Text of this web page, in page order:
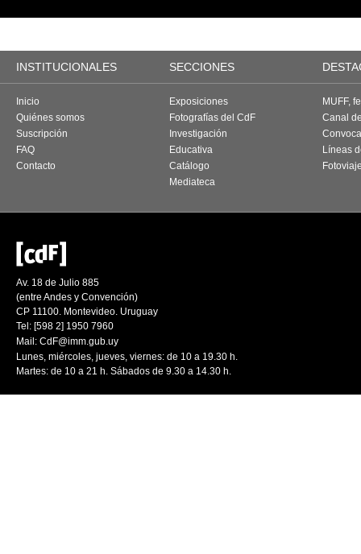
INSTITUCIONALES SECCIONES
Inicio
Quiénes somos
Suscripción
FAQ
Contacto
Exposiciones
Fotografías del CdF
Investigación
Educativa
Catálogo
Mediateca
MUFF,
Canal
Líneas
Av. 18 de Julio 885
(entre Andes y Convención)
CP 11100. Montevideo. Uruguay
Tel: [598 2] 1950 7960
Mail: CdF@imm.gub.uy
Lunes, miércoles, jueves, viernes: de 10 a 19.30 h.
Martes: de 10 a 21 h. Sábados de 9.30 a 14.30 h.